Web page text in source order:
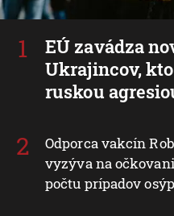
EÚ zavádza
Ukrajincov,
ruskou
Odporca vakcín
vyzýva na
počtu prípadov